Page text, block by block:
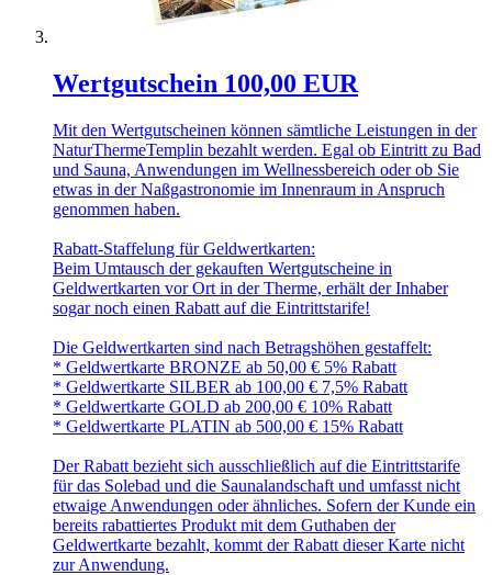
Wertgutschein 100,00 EUR
Mit den Wertgutscheinen können sämtliche Leistungen in der
NaturThermeTemplin bezahlt werden. Egal ob Eintritt zu Bad
und Sauna, Anwendungen im Wellnessbereich oder ob Sie
etwas in der Naßgastronomie im Innenraum in Anspruch
genommen haben.
Rabatt-Staffelung für Geldwertkarten:
Beim Umtausch der gekauften Wertgutscheine in
Geldwertkarten vor Ort in der Therme, erhält der Inhaber
sogar noch einen Rabatt auf die Eintrittstarife!
Die Geldwertkarten sind nach Betragshöhen gestaffelt:
* Geldwertkarte BRONZE ab 50,00 € 5% Rabatt
* Geldwertkarte SILBER ab 100,00 € 7,5% Rabatt
* Geldwertkarte GOLD ab 200,00 € 10% Rabatt
* Geldwertkarte PLATIN ab 500,00 € 15% Rabatt
Der Rabatt bezieht sich ausschließlich auf die Eintrittstarife
für das Solebad und die Saunalandschaft und umfasst nicht
etwaige Anwendungen oder ähnliches. Sofern der Kunde ein
bereits rabattiertes Produkt mit dem Guthaben der
Geldwertkarte bezahlt, kommt der Rabatt dieser Karte nicht
zur Anwendung.